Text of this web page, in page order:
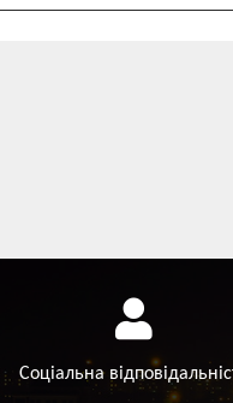
Соціальна